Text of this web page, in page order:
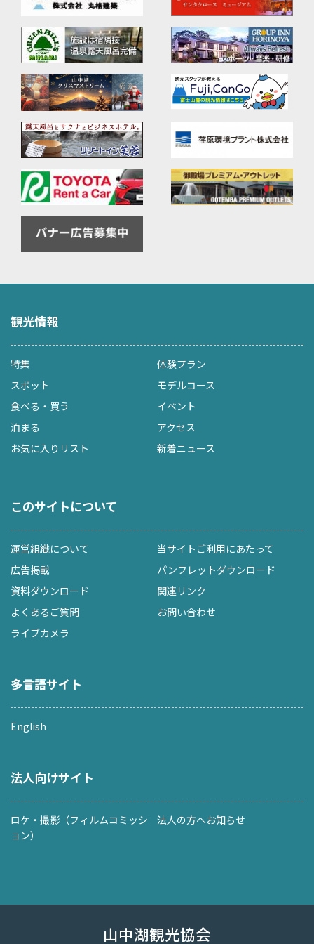
観光情報
特集
体験プラン
スポット
モデルコース
食べる・買う
イベント
泊まる
アクセス
お気に入りリスト
新着ニュース
このサイトについて
運営組織について
当サイトご利用にあたって
広告掲載
パンフレットダウンロード
資料ダウンロード
関連リンク
よくあるご質問
お問い合わせ
ライブカメラ
多言語サイト
English
法人向けサイト
ロケ・撮影（フィルムコミッシ
ョン）
法人の方へお知らせ
山中湖観光協会